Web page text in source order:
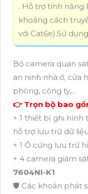
. Hỗ trợ tính năng
khoảng cách
với Cat6e).Sử
Bộ camera quan
an ninh nhà ở, cửa
phòng, công ty,...
👉 Trọn bộ bao
+ 1 thiết bị ghi hình
hỗ trợ lưu trữ dữ
+ 1 Ổ cứng lưu trữ
+ 4 camera giám
7604NI-K1
🛡 Các khoản phát